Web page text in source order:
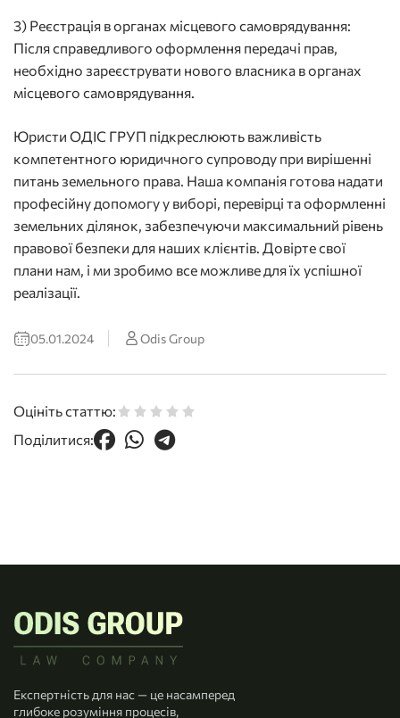
3) Реєстрація в органах місцевого самоврядування:
Після справедливого оформлення передачі прав,
необхідно зареєструвати нового власника в органах
місцевого самоврядування.
Юристи ОДІС ГРУП підкреслюють важливість
компетентного юридичного супроводу при вирішенні
питань земельного права. Наша компанія готова надати
професійну допомогу у виборі, перевірці та оформленні
земельних ділянок, забезпечуючи максимальний рівень
правової безпеки для наших клієнтів. Довірте свої
плани нам, і ми зробимо все можливе для їх успішної
реалізації.
05.01.2024 Odis Group
Оцініть статтю:
Поділитися:
Експертність для нас — це насамперед
глибоке розуміння процесів,